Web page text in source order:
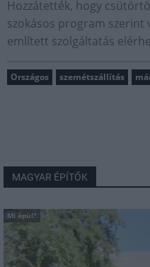
Hozzátették, hogy
szokásos program szerint
említett szolgáltatás
Országos szemétszállítás
MAGYAR ÉPÍTŐK
Mi épül?